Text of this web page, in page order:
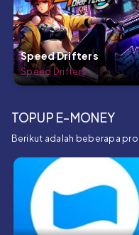
Speed Drifters
Speed Drifters
TOPUP E-MONEY
Berikut adalah beberapa